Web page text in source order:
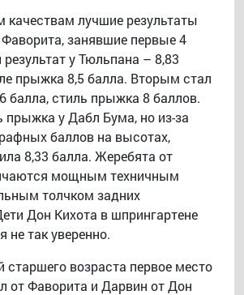
лучшие результаты
Фаворита, занявшие первые 4
у Тюльпана – 8,83
прыжка 8,5 балла. Вторым стал
балла, стиль прыжка 8 баллов.
прыжка у Дабл Бума, но из-за
баллов на высотах,
8,33 балла. Жеребята от
мощным техничным
толчком задних
Дон Кихота в шпрингартене
не так уверенно.
старшего возраста первое место
от Фаворита и Дарвин от Дон